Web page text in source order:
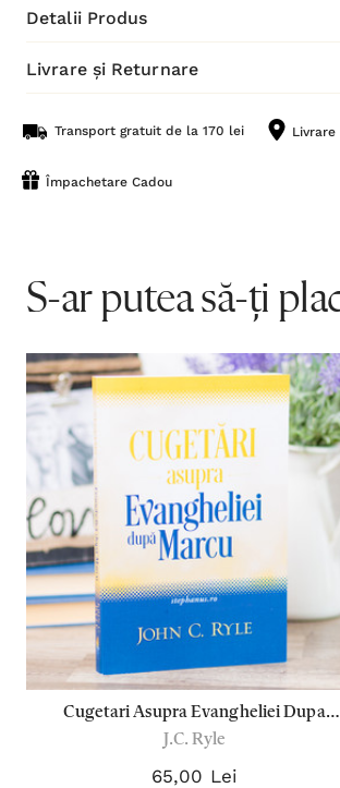
Detalii Produs
Livrare și Returnare
Transport gratuit de la 170 lei
Împachetare Cadou
S-ar putea să-ți
Cugetari Asupra Evangheliei Dupa
Marcu
J.C. Ryle
65,00 Lei